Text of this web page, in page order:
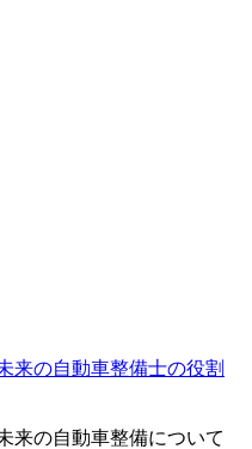
来の自動車整備士の役割
来の自動車整備について